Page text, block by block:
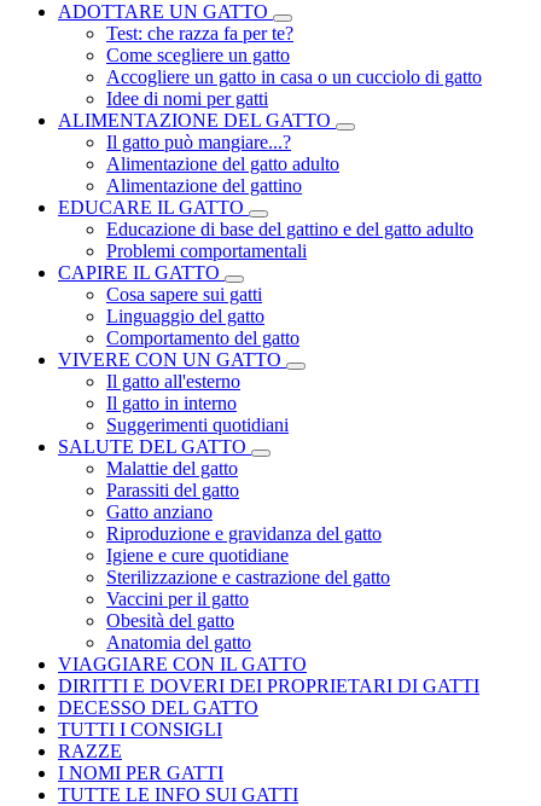
ADOTTARE UN GATTO
Test: che razza fa per te?
Come scegliere un gatto
Accogliere un gatto in casa o un cucciolo di gatto
Idee di nomi per gatti
ALIMENTAZIONE DEL GATTO
Il gatto può mangiare...?
Alimentazione del gatto adulto
Alimentazione del gattino
EDUCARE IL GATTO
Educazione di base del gattino e del gatto adulto
Problemi comportamentali
CAPIRE IL GATTO
Cosa sapere sui gatti
Linguaggio del gatto
Comportamento del gatto
VIVERE CON UN GATTO
Il gatto all'esterno
Il gatto in interno
Suggerimenti quotidiani
SALUTE DEL GATTO
Malattie del gatto
Parassiti del gatto
Gatto anziano
Riproduzione e gravidanza del gatto
Igiene e cure quotidiane
Sterilizzazione e castrazione del gatto
Vaccini per il gatto
Obesità del gatto
Anatomia del gatto
VIAGGIARE CON IL GATTO
DIRITTI E DOVERI DEI PROPRIETARI DI GATTI
DECESSO DEL GATTO
TUTTI I CONSIGLI
RAZZE
I NOMI PER GATTI
TUTTE LE INFO SUI GATTI